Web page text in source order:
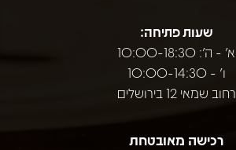
שעות פתיחה:
א' - ה': 10:00-18:30
ו' - 10:00-14:30
רחוב שמאי 12 בירושלים
רכישה מאובטחת